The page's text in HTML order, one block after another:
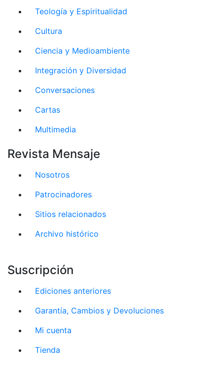
Teología y Espiritualidad
Cultura
Ciencia y Medioambiente
Integración y Diversidad
Conversaciones
Cartas
Multimedia
Revista Mensaje
Nosotros
Patrocinadores
Sitios relacionados
Archivo histórico
Suscripción
Ediciones anteriores
Garantía, Cambios y Devoluciones
Mi cuenta
Tienda